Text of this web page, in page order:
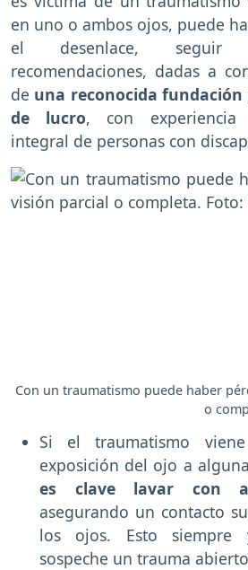
en uno o ambos ojos, puede
el desenlace, seguir
recomendaciones, dadas a
de una reconocida
de lucro, con experiencia
integral de personas con
Con un traumatismo puede haber
o
Si el traumatismo
exposición del ojo a
es clave lavar con
asegurando un contacto
los ojos. Esto
sospeche un trauma